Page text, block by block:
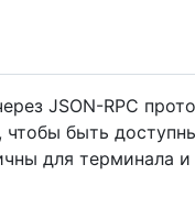
JSON-RPC
чтобы быть
для терминала